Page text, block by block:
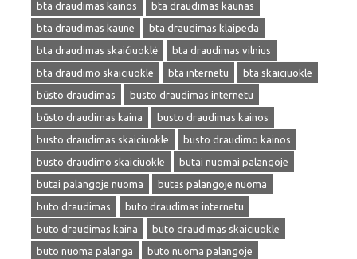
bta draudimas kainos
bta draudimas kaunas
bta draudimas kaune
bta draudimas klaipeda
bta draudimas skaičiuoklė
bta draudimas vilnius
bta draudimo skaiciuokle
bta internetu
bta skaiciuokle
būsto draudimas
busto draudimas internetu
būsto draudimas kaina
busto draudimas kainos
busto draudimas skaiciuokle
busto draudimo kainos
busto draudimo skaiciuokle
butai nuomai palangoje
butai palangoje nuoma
butas palangoje nuoma
buto draudimas
buto draudimas internetu
buto draudimas kaina
buto draudimas skaiciuokle
buto nuoma palanga
buto nuoma palangoje